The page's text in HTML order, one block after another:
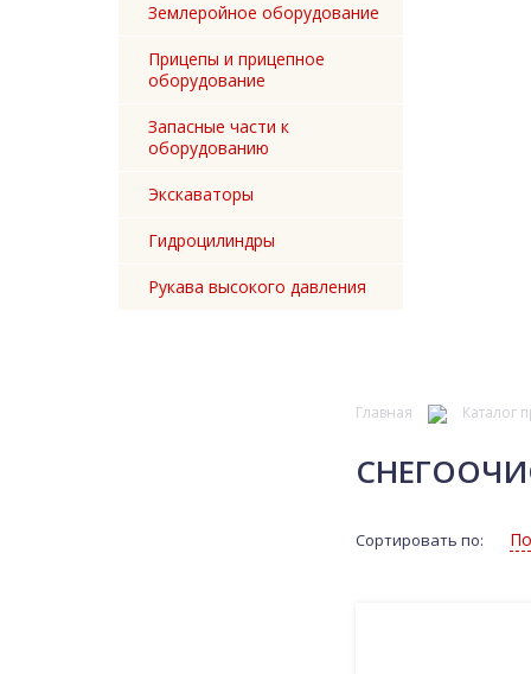
Землеройное оборудование
Прицепы и прицепное
оборудование
Запасные части к
оборудованию
Экскаваторы
Гидроцилиндры
Рукава высокого давления
Главная Каталог
Сортировать по: